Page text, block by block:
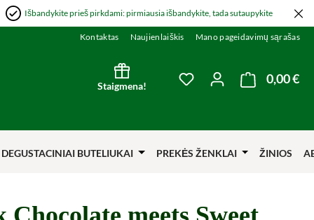
Išbandykite prieš pirkdami: pirmiausia išbandykite, tada sutaupykite
Kontaktas Naujienlaiškis Mano pageidavimų sąrašas
Staigmena!
You have 0 wishlist
0,00 €
DEGUSTACINIAI BUTELIUKAI PREKĖS ŽENKLAI ŽINIOS